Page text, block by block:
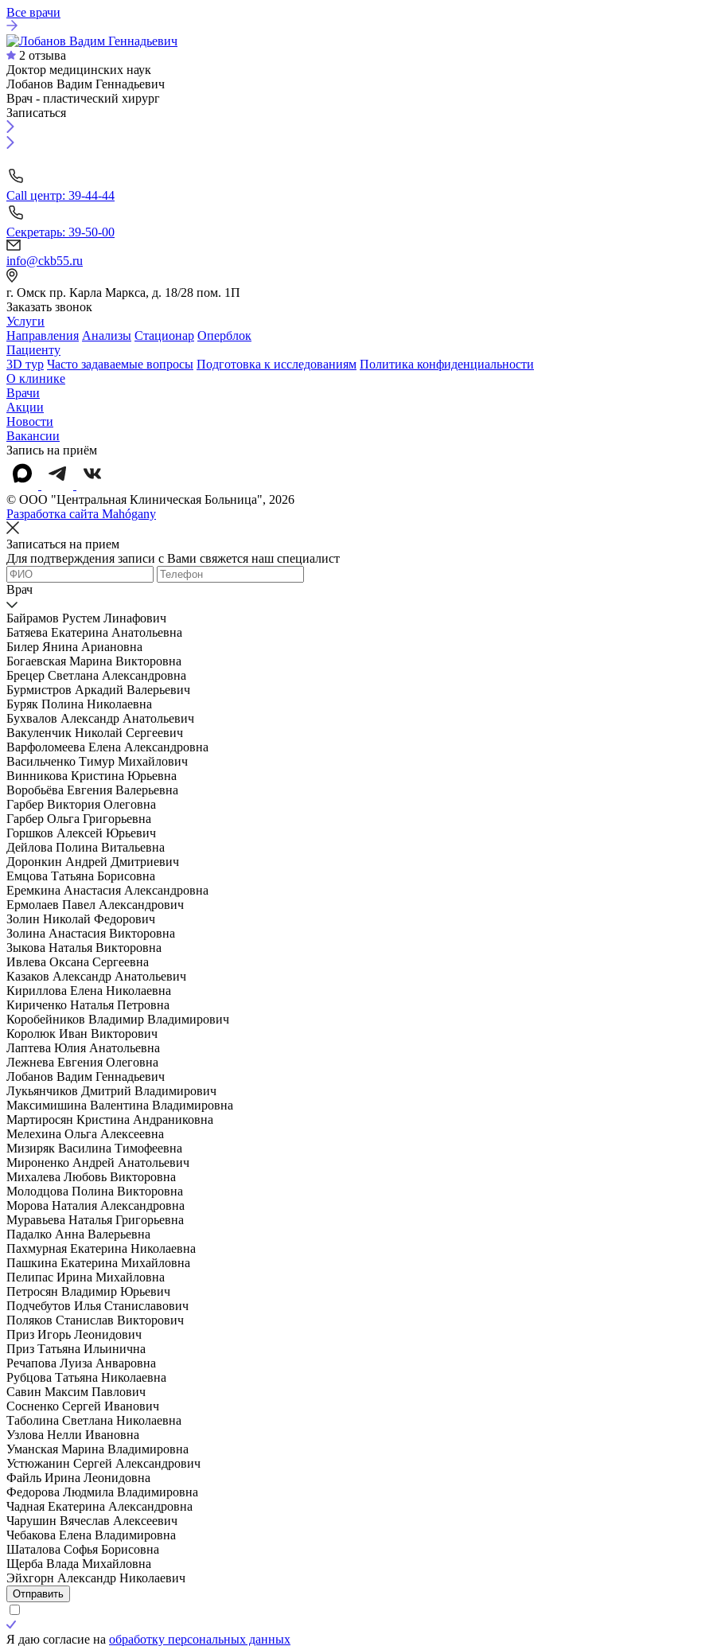
Все врачи
2 отзыва
Доктор медицинских наук
Лобанов Вадим Геннадьевич
Врач - пластический хирург
Записаться
Call центр: 39-44-44
Секретарь: 39-50-00
info@ckb55.ru
г. Омск пр. Карла Маркса, д. 18/28 пом. 1П
Заказать звонок
Услуги
Направления Анализы Стационар Оперблок
Пациенту
3D тур Часто задаваемые вопросы Подготовка к исследованиям Политика конфиденциальности
О клинике
Врачи
Акции
Новости
Вакансии
Запись на приём
© OOO "Центральная Клиническая Больница", 2026
Разработка сайта Mahógany
Записаться на прием
Для подтверждения записи с Вами свяжется наш специалист
Врач
Байрамов Рустем Линафович
Батяева Екатерина Анатольевна
Билер Янина Ариановна
Богаевская Марина Викторовна
Брецер Светлана Александровна
Бурмистров Аркадий Валерьевич
Буряк Полина Николаевна
Бухвалов Александр Анатольевич
Вакуленчик Николай Сергеевич
Варфоломеева Елена Александровна
Васильченко Тимур Михайлович
Винникова Кристина Юрьевна
Воробьёва Евгения Валерьевна
Гарбер Виктория Олеговна
Гарбер Ольга Григорьевна
Горшков Алексей Юрьевич
Дейлова Полина Витальевна
Доронкин Андрей Дмитриевич
Емцова Татьяна Борисовна
Еремкина Анастасия Александровна
Ермолаев Павел Александрович
Золин Николай Федорович
Золина Анастасия Викторовна
Зыкова Наталья Викторовна
Ивлева Оксана Сергеевна
Казаков Александр Анатольевич
Кириллова Елена Николаевна
Кириченко Наталья Петровна
Коробейников Владимир Владимирович
Королюк Иван Викторович
Лаптева Юлия Анатольевна
Лежнева Евгения Олеговна
Лобанов Вадим Геннадьевич
Лукьянчиков Дмитрий Владимирович
Максимишина Валентина Владимировна
Мартиросян Кристина Андраниковна
Мелехина Ольга Алексеевна
Мизиряк Василина Тимофеевна
Мироненко Андрей Анатольевич
Михалева Любовь Викторовна
Молодцова Полина Викторовна
Морова Наталия Александровна
Муравьева Наталья Григорьевна
Падалко Анна Валерьевна
Пахмурная Екатерина Николаевна
Пашкина Екатерина Михайловна
Пелипас Ирина Михайловна
Петросян Владимир Юрьевич
Подчебутов Илья Станиславович
Поляков Станислав Викторович
Приз Игорь Леонидович
Приз Татьяна Ильинична
Речапова Луиза Анваровна
Рубцова Татьяна Николаевна
Савин Максим Павлович
Сосненко Сергей Иванович
Таболина Светлана Николаевна
Узлова Нелли Ивановна
Уманская Марина Владимировна
Устюжанин Сергей Александрович
Файль Ирина Леонидовна
Федорова Людмила Владимировна
Чадная Екатерина Александровна
Чарушин Вячеслав Алексеевич
Чебакова Елена Владимировна
Шаталова Софья Борисовна
Щерба Влада Михайловна
Эйхгорн Александр Николаевич
Отправить
Я даю согласие на обработку персональных данных